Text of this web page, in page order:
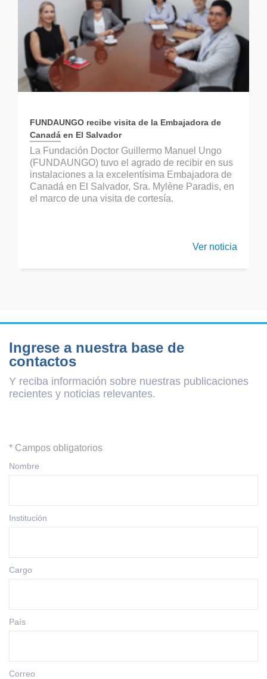
FUNDAUNGO recibe visita de la Embajadora de
Canadá en El Salvador
La Fundación Doctor Guillermo Manuel Ungo
(FUNDAUNGO) tuvo el agrado de recibir en sus
instalaciones a la excelentísima Embajadora de
Canadá en El Salvador, Sra. Mylène Paradis, en
el marco de una visita de cortesía.
Ver noticia
Ingrese a nuestra base de
contactos
Y reciba información sobre nuestras publicaciones
recientes y noticias relevantes.
* Campos obligatorios
Nombre
Institución
Cargo
País
Correo